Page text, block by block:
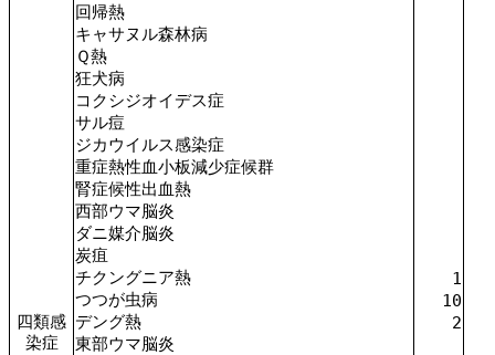
四類感
染症
回帰熱
キャサヌル森林病
Ｑ熱
狂犬病
コクシジオイデス症
サル痘
ジカウイルス感染症
重症熱性血小板減少症候群
腎症候性出血熱
西部ウマ脳炎
ダニ媒介脳炎
炭疽
チクングニア熱
1
つつが虫病
10
デング熱
2
東部ウマ脳炎